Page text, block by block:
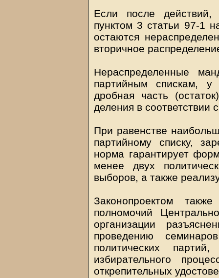
Если после действий,
пунктом 3 статьи 97-1
остаются
вторичное
Нераспределенные
партийным спискам, у
дробная часть
деления в соответствии
При равенстве
партийному списку,
норма гарантирует
менее двух
выборов, а также
Законопроектом
полномочий
организации
проведению
политических
избирательного
открепительных